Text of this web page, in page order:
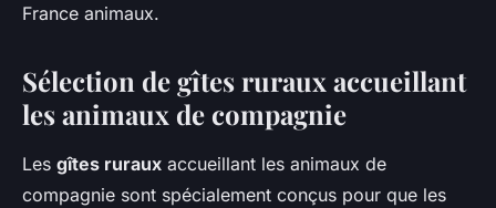
France animaux.
Sélection de gîtes ruraux accueillant
les animaux de compagnie
Les gîtes ruraux accueillant les animaux de
compagnie sont spécialement conçus pour que les